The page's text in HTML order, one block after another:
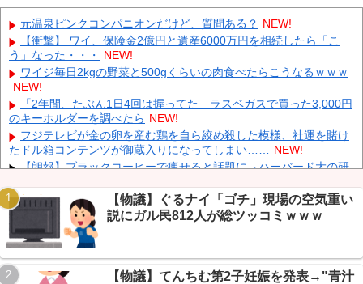
中国「大洪水！」三峡ダム「9門開放！（全力放流」中国都市
「三峡沿線の道路水没」中国政府「高速道路封鎖！」中国ダム「緊
急放流に合わせて開門（土砂崩れ発生」→ NEW!
石破茂前総理「ウクライナが核放棄しなければロシア侵攻しなか
った」！ NEW!
佐藤二朗、橋本愛との騒動で主演映画が完全白紙へｗｗｗｗｗ
NEW!
【韓国株】 7月のKOSPI 28.9％下落…通貨危機を超える過去最大
の下げ幅
NEW!
【速報】 中2男子、野球部の練習中に頭部を強打しCT検査→70代
医師「問題ないです」→中学生死亡「他人のCT画像みてました」
Powered by livedoor 相互RSS
元温泉ピンクコンパニオンだけど、質問ある？ NEW!
【衝撃】 ワイ、保険金2億円と遺産6000万円を相続したら「こ
う」なった・・・
NEW!
ワイジ毎日2kgの野菜と500gくらいの肉食べたらこうなるｗｗｗ
NEW!
「2年間、たぶん1日4回は握ってた」ラスベガスで買った3,000円
のキーホルダーを調べたら NEW!
フジテレビが金の卵を産む鶏を自ら絞め殺した模様、社運を賭け
たドル箱コンテンツが御蔵入りになってしまい…… NEW!
【朗報】ブラックコーヒーで痩せると話題に→ハーバード大の研
【続報】ショートスリーパー堀さん、月15万商材＆協会運営が発
覚→ガリレオ民ドン引きｗｗｗ NEW!
【朗報】円高で海外旅行勢が大興奮→30カ国目の猛者に一同尊敬
ｗｗｗ NEW!
【朗報】AveMujica民の日常、謎のVもハマるMyGO新曲に丁寧語
で大盛り上がりですわｗ NEW!
【物議】ぐるナイ「ゴチ」現場の空気重い
説にガル民812人が総ツッコミｗｗｗ
【物議】てんちむ第2子妊娠を発表→"青汁